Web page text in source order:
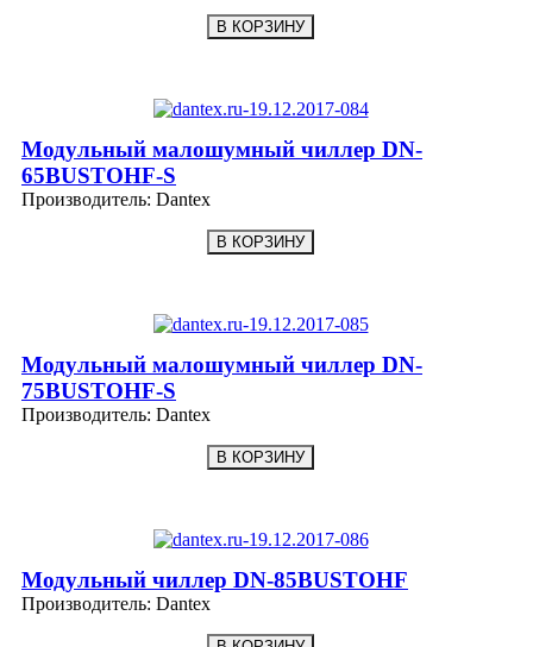
Модульный малошумный чиллер DN-
65BUSTOHF-S
Производитель: Dantex
Модульный малошумный чиллер DN-
75BUSTOHF-S
Производитель: Dantex
Модульный чиллер DN-85BUSTOHF
Производитель: Dantex